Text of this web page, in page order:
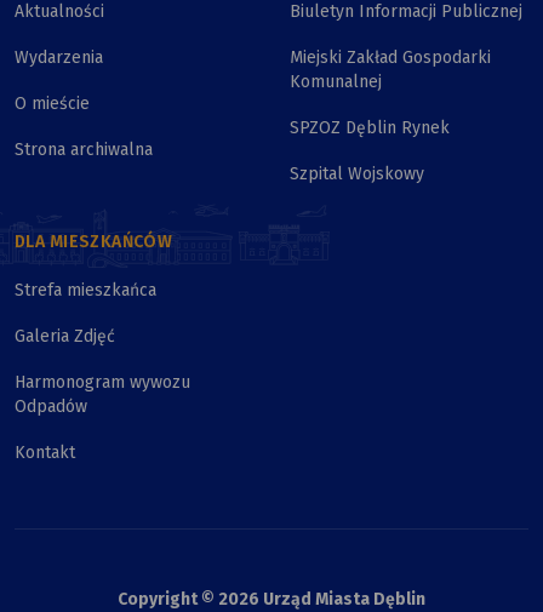
Aktualności
Wydarzenia
O mieście
Strona archiwalna
Biuletyn Informacji Publicznej
Miejski Zakład Gospodarki
Komunalnej
SPZOZ Dęblin Rynek
Szpital Wojskowy
DLA MIESZKAŃCÓW
Strefa mieszkańca
Galeria Zdjęć
Harmonogram wywozu
Odpadów
Kontakt
Copyright © 2026 Urząd Miasta Dęblin